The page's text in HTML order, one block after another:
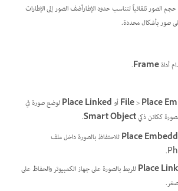
الصور تلقائياً لتناسب حدود الإطارأضف الصور إلى الإطارات
صور بأشكال محددة.
أداةFrame
.
File>Place أوPlace Linkedلوضع صورة في
ككائن ذكيSmart Object
.
Placeللاحتفاظ بالصورة داخل ملف
Placeللربط بالصورة على جهاز الكمبيوتر والحفاظ على